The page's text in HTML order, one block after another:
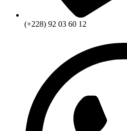
(+228) 92 03 60 12